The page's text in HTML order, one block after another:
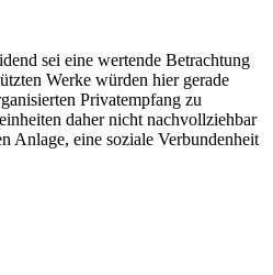
sei eine wertende Betrachtung
Werke würden hier gerade
Privatempfang zu
daher nicht nachvollziehbar
Anlage, eine soziale Verbundenheit